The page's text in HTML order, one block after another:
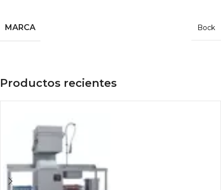
MARCA Bock
Productos recientes